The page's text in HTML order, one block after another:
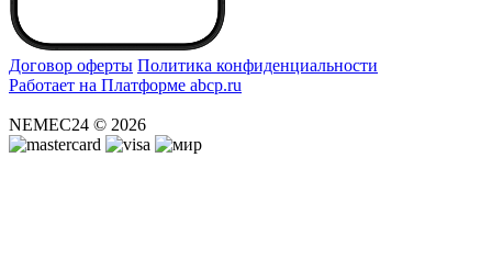
Договор оферты Политика конфиденциальности
Работает на Платформе abcp.ru
NEMEC24 © 2026